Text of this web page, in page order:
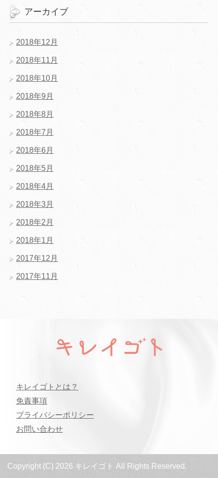
アーカイブ
2018年12月
2018年11月
2018年10月
2018年9月
2018年8月
2018年7月
2018年6月
2018年5月
2018年4月
2018年3月
2018年2月
2018年1月
2017年12月
2017年11月
キレイゴトとは？
免責事項
プライバシーポリシー
お問い合わせ
Copyright (C) 2026 キレイゴト All Rights Reserved.